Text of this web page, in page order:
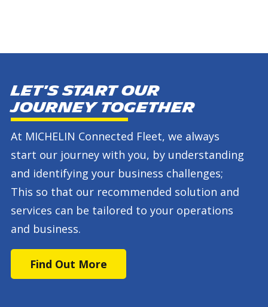
Let's start our
journey together
At MICHELIN Connected Fleet, we always
start our journey with you, by understanding
and identifying your business challenges;
This so that our recommended solution and
services can be tailored to your operations
and business.
Find Out More